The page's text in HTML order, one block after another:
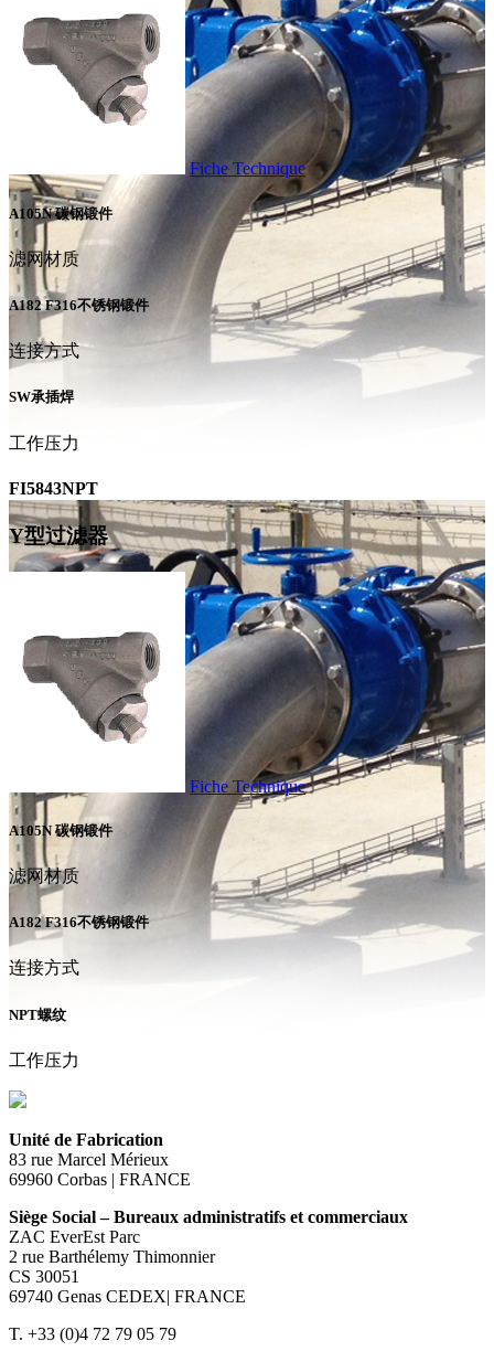
Fiche Technique
A105N 碳钢锻件
滤网材质
A182 F316不锈钢锻件
连接方式
SW承插焊
工作压力
FI5843NPT
Y型过滤器
Fiche Technique
A105N 碳钢锻件
滤网材质
A182 F316不锈钢锻件
连接方式
NPT螺纹
工作压力
Unité de Fabrication
83 rue Marcel Mérieux
69960 Corbas | FRANCE
Siège Social – Bureaux administratifs et commerciaux
ZAC EverEst Parc
2 rue Barthélemy Thimonnier
CS 30051
69740 Genas CEDEX| FRANCE
T. +33 (0)4 72 79 05 79